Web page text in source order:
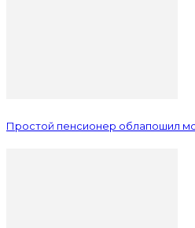
Простой пенсионер облапошил